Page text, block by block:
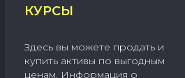
КУРСЫ
Здесь вы можете продать и
купить активы по выгодным
ценам. Информация о